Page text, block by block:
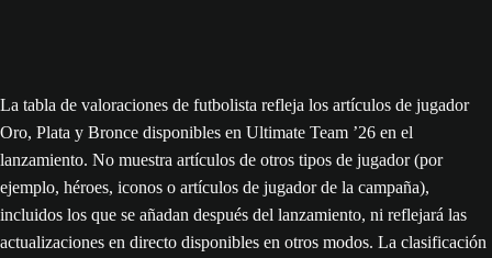
La tabla de valoraciones de futbolista refleja los artículos de jugador
Oro, Plata y Bronce disponibles en Ultimate Team ’26 en el
lanzamiento. No muestra artículos de otros tipos de jugador (por
ejemplo, héroes, iconos o artículos de jugador de la campaña),
incluidos los que se añadan después del lanzamiento, ni reflejará las
actualizaciones en directo disponibles en otros modos. La clasificación